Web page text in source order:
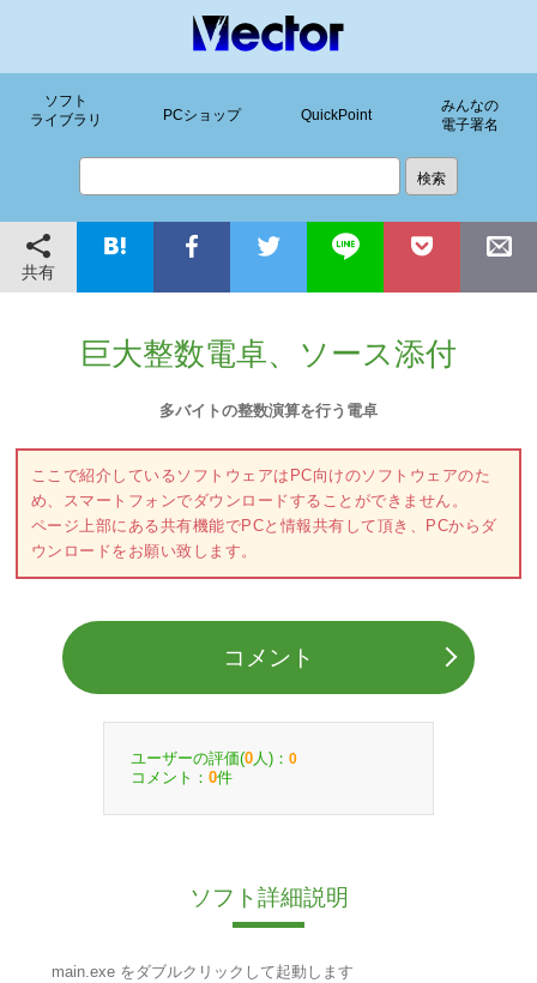
ソフト
ライブラリ
PCショップ QuickPoint
みんなの
電子署名
共有
巨大整数電卓、ソース添付
多バイトの整数演算を行う電卓
ここで紹介しているソフトウェアはPC向けのソフトウェアのた
め、スマートフォンでダウンロードすることができません。
ページ上部にある共有機能でPCと情報共有して頂き、PCからダ
ウンロードをお願い致します。
コメント
ユーザーの評価(0 人)： 0
コメント： 0件
ソフト詳細説明
main.exe をダブルクリックして起動します